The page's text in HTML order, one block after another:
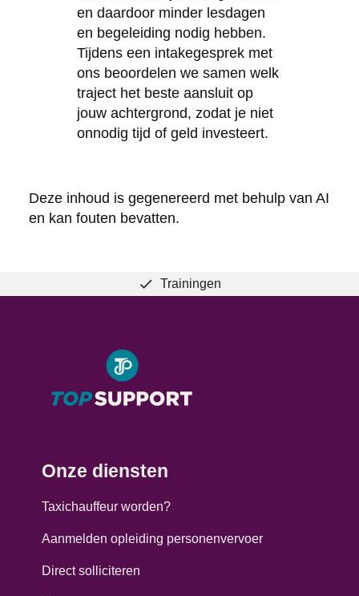
en daardoor minder lesdagen
en begeleiding nodig hebben.
Tijdens een intakegesprek met
ons beoordelen we samen welk
traject het beste aansluit op
jouw achtergrond, zodat je niet
onnodig tijd of geld investeert.
Deze inhoud is gegenereerd met behulp van AI
en kan fouten bevatten.
Trainingen
Onze diensten
Taxichauffeur worden?
Aanmelden opleiding personenvervoer
Direct solliciteren